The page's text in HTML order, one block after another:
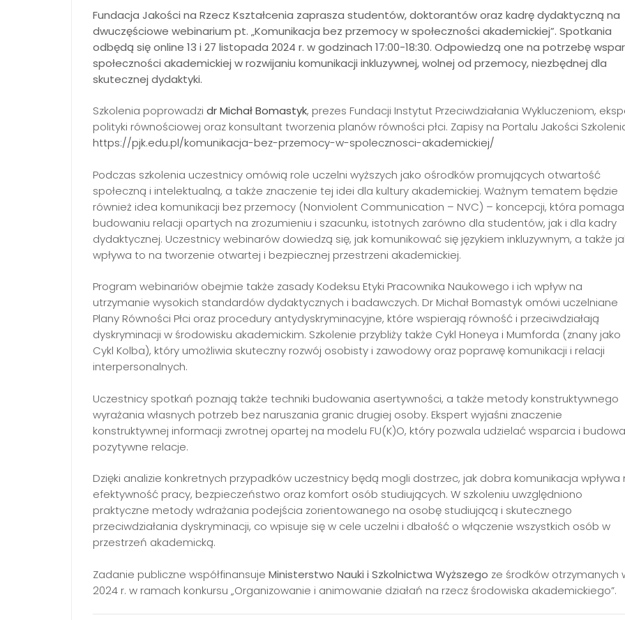
Fundacja Jakości na Rzecz Kształcenia zaprasza studentów, doktorantów oraz kadrę dydaktyczną na
dwuczęściowe webinarium pt. „Komunikacja bez przemocy w społeczności akademickiej”. Spotkania
odbędą się online 13 i 27 listopada 2024 r. w godzinach 17:00-18:30. Odpowiedzą one na potrzebę
społeczności akademickiej w rozwijaniu komunikacji inkluzywnej, wolnej od przemocy, niezbędnej dla
skutecznej dydaktyki.
Szkolenia poprowadzi dr Michał Bomastyk, prezes Fundacji Instytut Przeciwdziałania Wykluczeniom,
polityki równościowej oraz konsultant tworzenia planów równości płci. Zapisy na Portalu Jakości
https://pjk.edu.pl/komunikacja-bez-przemocy-w-spolecznosci-akademickiej/
Podczas szkolenia uczestnicy omówią role uczelni wyższych jako ośrodków promujących otwartość
społeczną i intelektualną, a także znaczenie tej idei dla kultury akademickiej. Ważnym tematem będzie
również idea komunikacji bez przemocy (Nonviolent Communication – NVC) – koncepcji, która
budowaniu relacji opartych na zrozumieniu i szacunku, istotnych zarówno dla studentów, jak i dla kadry
dydaktycznej. Uczestnicy webinarów dowiedzą się, jak komunikować się językiem inkluzywnym, a także
wpływa to na tworzenie otwartej i bezpiecznej przestrzeni akademickiej.
Program webinariów obejmie także zasady Kodeksu Etyki Pracownika Naukowego i ich wpływ na
utrzymanie wysokich standardów dydaktycznych i badawczych. Dr Michał Bomastyk omówi uczelniane
Plany Równości Płci oraz procedury antydyskryminacyjne, które wspierają równość i przeciwdziałają
dyskryminacji w środowisku akademickim. Szkolenie przybliży także Cykl Honeya i Mumforda (znany jako
Cykl Kolba), który umożliwia skuteczny rozwój osobisty i zawodowy oraz poprawę komunikacji i relacji
interpersonalnych.
Uczestnicy spotkań poznają także techniki budowania asertywności, a także metody konstruktywnego
wyrażania własnych potrzeb bez naruszania granic drugiej osoby. Ekspert wyjaśni znaczenie
konstruktywnej informacji zwrotnej opartej na modelu FU(K)O, który pozwala udzielać wsparcia i
pozytywne relacje.
Dzięki analizie konkretnych przypadków uczestnicy będą mogli dostrzec, jak dobra komunikacja wpływa
efektywność pracy, bezpieczeństwo oraz komfort osób studiujących. W szkoleniu uwzględniono
praktyczne metody wdrażania podejścia zorientowanego na osobę studiującą i skutecznego
przeciwdziałania dyskryminacji, co wpisuje się w cele uczelni i dbałość o włączenie wszystkich osób w
przestrzeń akademicką.
Zadanie publiczne współfinansuje Ministerstwo Nauki i Szkolnictwa Wyższego ze środków otrzymanych
2024 r. w ramach konkursu „Organizowanie i animowanie działań na rzecz środowiska akademickiego”.